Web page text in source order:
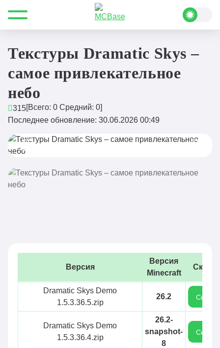
Все для Minecraft Ресурс-паки
Яркие и светлые
Текстуры Dramatic Skys –
самое привлекательное
небо
315[Всего: 0 Средний: 0]
Последнее обновление: 30.06.2026 00:49
Версия
Версия
Minecraft
Dramatic Skys Demo
1.5.3.36.5.zip
26.2
Dramatic Skys Demo
1.5.3.36.4.zip
26.2-
snapshot-
8